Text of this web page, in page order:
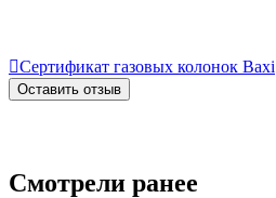
Сертификат газовых колонок Baxi
Оставить отзыв
Смотрели ранее